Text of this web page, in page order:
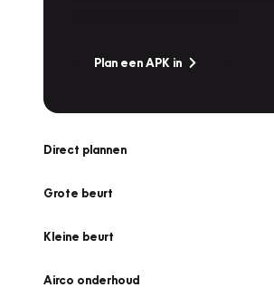
Plan een APK in
Direct plannen
Grote beurt
Kleine beurt
Airco onderhoud